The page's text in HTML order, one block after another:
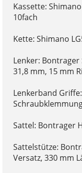
Kassette: Shimano
10fach
Kette: Shimano
Lenker:
31,8 mm, 15 mm
Lenkerband
Sattel: Bontrager
Sattelstütze:
Versatz, 330 mm